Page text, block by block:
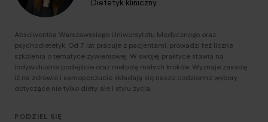
Dietetyk kliniczny
Absolwentka Warszawskiego Uniwersytetu Medycznego oraz
psychodietetyk. Od 7 lat pracuje z pacjentami, prowadzi też liczne
szkolenia o tematyce żywieniowej. W swojej praktyce stawia na
indywidualne podejście oraz metodę małych kroków. Wyznaje zasadę
iż na zdrowie i samopoczucie składają się nasze codzienne wybory
dotyczące nie tylko diety, ale i stylu życia.
PODZIEL SIĘ